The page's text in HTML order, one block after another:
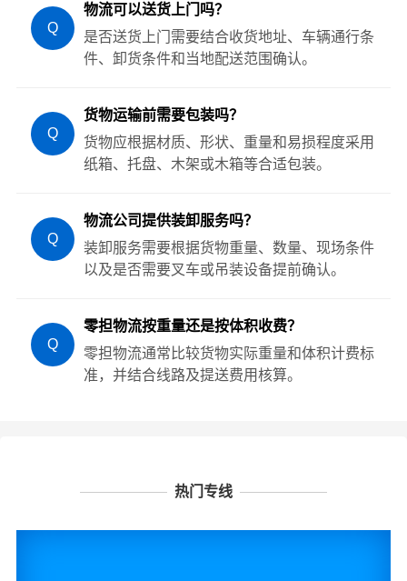
Q
物流可以送货上门吗？
是否送货上门需要结合收货地址、车辆通行条
件、卸货条件和当地配送范围确认。
Q
货物运输前需要包装吗？
货物应根据材质、形状、重量和易损程度采用
纸箱、托盘、木架或木箱等合适包装。
Q
物流公司提供装卸服务吗？
装卸服务需要根据货物重量、数量、现场条件
以及是否需要叉车或吊装设备提前确认。
Q
零担物流按重量还是按体积收费？
零担物流通常比较货物实际重量和体积计费标
准，并结合线路及提送费用核算。
热门专线